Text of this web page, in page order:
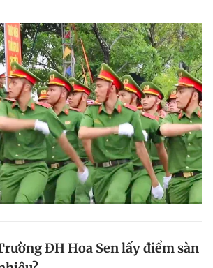
ĐH Hoa Sen lấy điểm sàn